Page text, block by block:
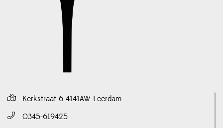
Kerkstraat 6 4141AW Leerdam
0345-619425